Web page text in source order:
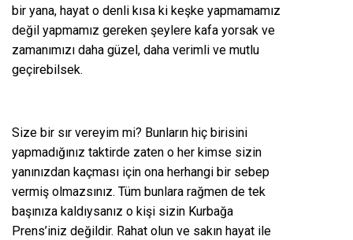
bir yana, hayat o denli kısa ki keşke yapmamamız
değil yapmamız gereken şeylere kafa yorsak ve
zamanımızı daha güzel, daha verimli ve mutlu
geçirebilsek.
Size bir sır vereyim mi? Bunların hiç birisini
yapmadığınız taktirde zaten o her kimse sizin
yanınızdan kaçması için ona herhangi bir sebep
vermiş olmazsınız. Tüm bunlara rağmen de tek
başınıza kaldıysanız o kişi sizin Kurbağa
Prens’iniz değildir. Rahat olun ve sakın hayat ile